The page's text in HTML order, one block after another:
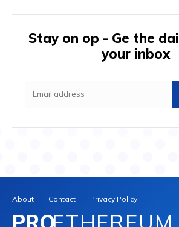
Stay on op - Ge the
your inbox
About Contact Privacy Policy